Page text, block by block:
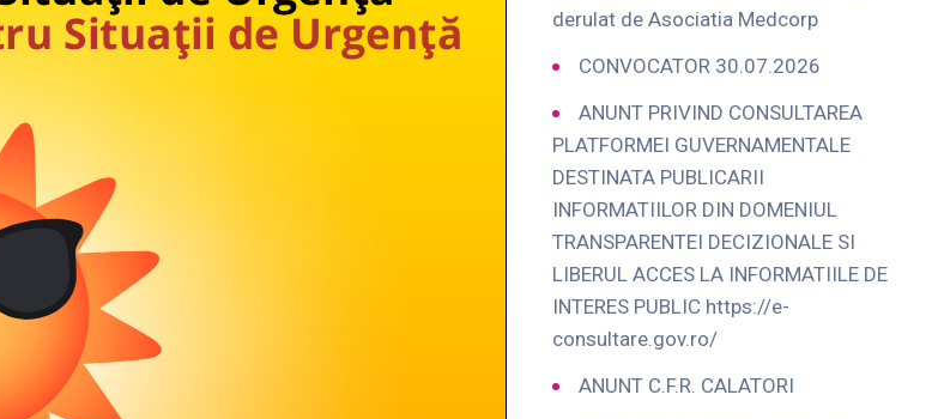
derulat de Asociatia Medcorp
CONVOCATOR 30.07.2026
ANUNT PRIVIND CONSULTAREA
PLATFORMEI GUVERNAMENTALE
DESTINATA PUBLICARII
INFORMATIILOR DIN DOMENIUL
TRANSPARENTEI DECIZIONALE SI
LIBERUL ACCES LA INFORMATIILE DE
INTERES PUBLIC https://e-
consultare.gov.ro/
ANUNT C.F.R. CALATORI